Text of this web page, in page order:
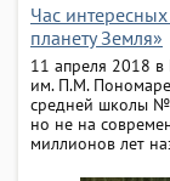
Час
планету Земля»
11 апреля 2018 в
им. П.М.
средней школы №
но не на
миллионов лет